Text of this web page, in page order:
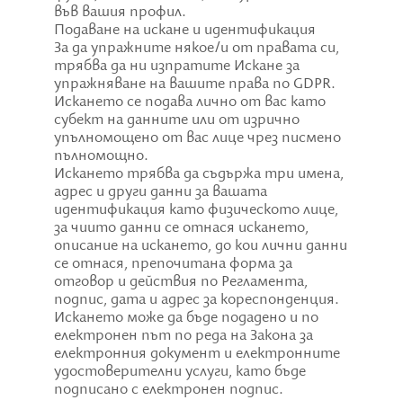
във вашия профил.
Подаване на искане и идентификация
За да упражните някое/и от правата си,
трябва да ни изпратите Искане за
упражняване на вашите права по GDPR.
Искането се подава лично от вас като
субект на данните или от изрично
упълномощено от вас лице чрез писмено
пълномощно.
Искането трябва да съдържа три имена,
адрес и други данни за вашата
идентификация като физическото лице,
за чиито данни се отнася искането,
описание на искането, до кои лични данни
се отнася, препочитана форма за
отговор и действия по Регламента,
подпис, дата и адрес за кореспонденция.
Искането може да бъде подадено и по
електронен път по реда на Закона за
електронния документ и електронните
удостоверителни услуги, като бъде
подписано с електронен подпис.